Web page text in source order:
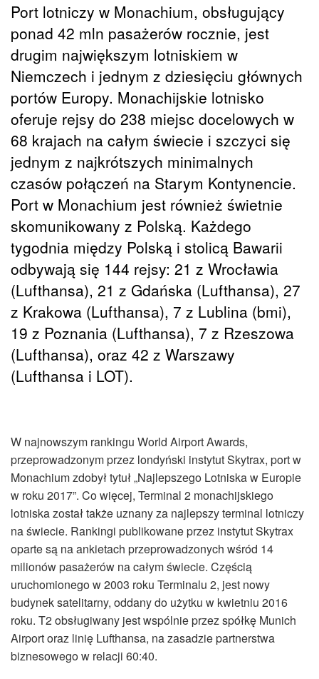
Port lotniczy w Monachium, obsługujący
ponad 42 mln pasażerów rocznie, jest
drugim największym lotniskiem w
Niemczech i jednym z dziesięciu głównych
portów Europy. Monachijskie lotnisko
oferuje rejsy do 238 miejsc docelowych w
68 krajach na całym świecie i szczyci się
jednym z najkrótszych minimalnych
czasów połączeń na Starym Kontynencie.
Port w Monachium jest również świetnie
skomunikowany z Polską. Każdego
tygodnia między Polską i stolicą Bawarii
odbywają się 144 rejsy: 21 z Wrocławia
(Lufthansa), 21 z Gdańska (Lufthansa), 27
z Krakowa (Lufthansa), 7 z Lublina (bmi),
19 z Poznania (Lufthansa), 7 z Rzeszowa
(Lufthansa), oraz 42 z Warszawy
(Lufthansa i LOT).
W najnowszym rankingu World Airport Awards,
przeprowadzonym przez londyński instytut Skytrax, port w
Monachium zdobył tytuł „Najlepszego Lotniska w Europie
w roku 2017”. Co więcej, Terminal 2 monachijskiego
lotniska został także uznany za najlepszy terminal lotniczy
na świecie. Rankingi publikowane przez instytut Skytrax
oparte są na ankietach przeprowadzonych wśród 14
milionów pasażerów na całym świecie. Częścią
uruchomionego w 2003 roku Terminalu 2, jest nowy
budynek satelitarny, oddany do użytku w kwietniu 2016
roku. T2 obsługiwany jest wspólnie przez spółkę Munich
Airport oraz linię Lufthansa, na zasadzie partnerstwa
biznesowego w relacji 60:40.